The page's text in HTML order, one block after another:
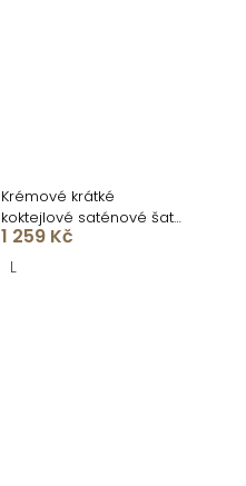
Krémové krátké
koktejlové saténové šaty
AMESTIA
1 259 Kč
L